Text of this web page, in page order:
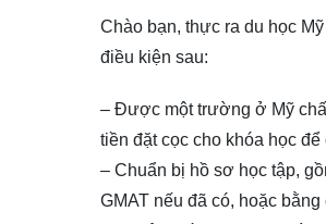
Chào bạn, thực ra du học
điều kiện sau:
– Được một trường ở Mỹ
tiền đặt cọc cho khóa học
– Chuẩn bị hồ sơ học tập,
GMAT nếu đã có, hoặc